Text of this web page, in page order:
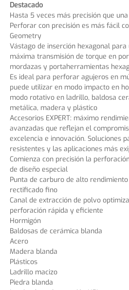
Destacado
Hasta 5 veces más precisión que
Perforar con precisión es más fácil
Geometry
Vástago de inserción hexagonal
máxima transmisión de torque en
mordazas y portaherramientas
Es ideal para perforar agujeros en
puede utilizar en modo impacto en
modo rotativo en ladrillo, baldosa
metálica, madera y plástico
Accesorios EXPERT: máximo
avanzadas que reflejan el
excelencia e innovación. Soluciones
resistentes y las aplicaciones más
Comienza con precisión la
de diseño especial
Punta de carburo de alto
rectificado fino
Canal de extracción de polvo
perforación rápida y eficiente
Hormigón
Baldosas de cerámica blanda
Acero
Madera blanda
Plásticos
Ladrillo macizo
Piedra blanda